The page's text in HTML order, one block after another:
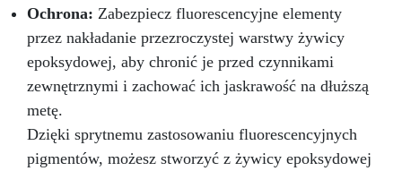
Ochrona: Zabezpiecz fluorescencyjne elementy
przez nakładanie przezroczystej warstwy żywicy
epoksydowej, aby chronić je przed czynnikami
zewnętrznymi i zachować ich jaskrawość na dłuższą
metę.
Dzięki sprytnemu zastosowaniu fluorescencyjnych
pigmentów, możesz stworzyć z żywicy epoksydowej